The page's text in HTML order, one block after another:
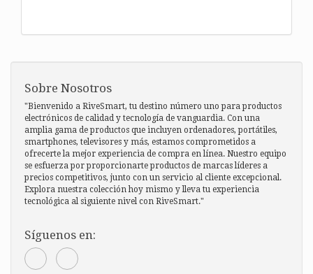
Sobre Nosotros
"Bienvenido a RiveSmart, tu destino número uno para productos
electrónicos de calidad y tecnología de vanguardia. Con una
amplia gama de productos que incluyen ordenadores, portátiles,
smartphones, televisores y más, estamos comprometidos a
ofrecerte la mejor experiencia de compra en línea. Nuestro equipo
se esfuerza por proporcionarte productos de marcas líderes a
precios competitivos, junto con un servicio al cliente excepcional.
Explora nuestra colección hoy mismo y lleva tu experiencia
tecnológica al siguiente nivel con RiveSmart."
Síguenos en: